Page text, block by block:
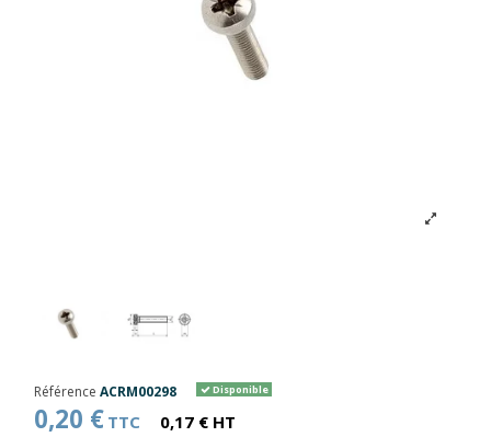
Référence ACRM00298 Disponible
0,20 € TTC 0,17 € HT